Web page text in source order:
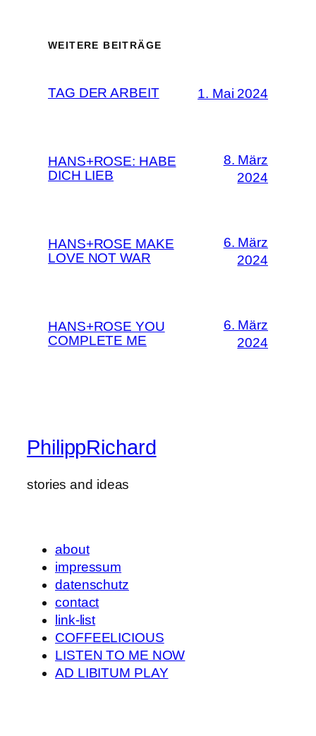
WEITERE BEITRÄGE
TAG DER ARBEIT 1. Mai 2024
HANS+ROSE: HABE
DICH LIEB
8. März
2024
HANS+ROSE MAKE
LOVE NOT WAR
6. März
2024
HANS+ROSE YOU
COMPLETE ME
6. März
2024
PhilippRichard
stories and ideas
about
impressum
datenschutz
contact
link-list
COFFEELICIOUS
LISTEN TO ME NOW
AD LIBITUM PLAY